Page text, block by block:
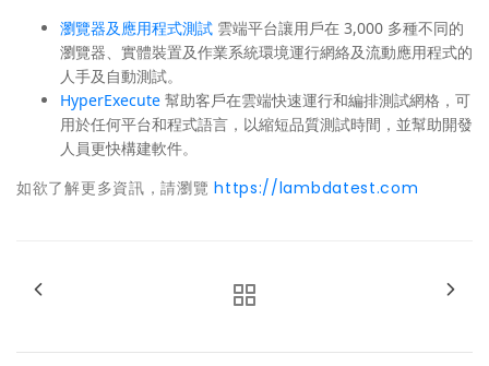
瀏覽器及應用程式測試 雲端平台讓用戶在 3,000 多種不同的
瀏覽器、實體裝置及作業系統環境運行網絡及流動應用程式的
人手及自動測試。
HyperExecute 幫助客戶在雲端快速運行和編排測試網格，可
用於任何平台和程式語言，以縮短品質測試時間，並幫助開發
人員更快構建軟件。
如欲了解更多資訊，請瀏覽https://lambdatest.com